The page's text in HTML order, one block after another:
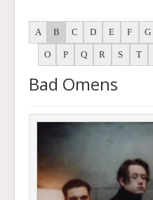
A B C D E F G
O P Q R S T
Bad Omens